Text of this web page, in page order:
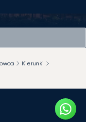
Kierunki